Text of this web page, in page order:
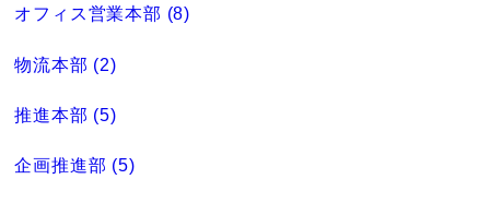
オフィス営業本部 (8)
物流本部 (2)
推進本部 (5)
企画推進部 (5)